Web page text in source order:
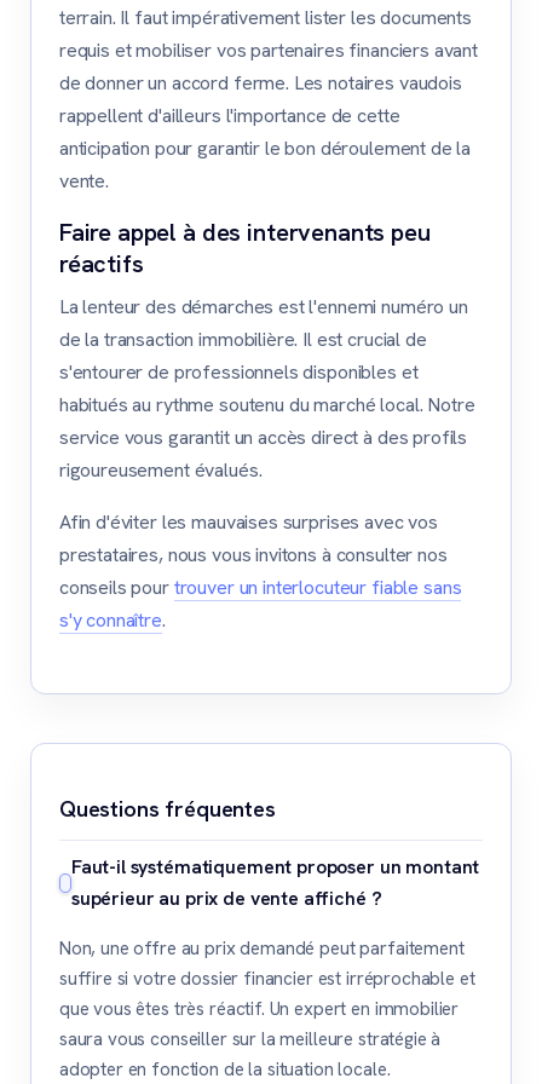
terrain. Il faut impérativement lister les documents
requis et mobiliser vos partenaires financiers avant
de donner un accord ferme. Les notaires vaudois
rappellent d'ailleurs l'importance de cette
anticipation pour garantir le bon déroulement de la
vente.
Faire appel à des intervenants peu
réactifs
La lenteur des démarches est l'ennemi numéro un
de la transaction immobilière. Il est crucial de
s'entourer de professionnels disponibles et
habitués au rythme soutenu du marché local. Notre
service vous garantit un accès direct à des profils
rigoureusement évalués.
Afin d'éviter les mauvaises surprises avec vos
prestataires, nous vous invitons à consulter nos
conseils pourtrouver un interlocuteur fiable sans
s'y connaître.
Questions fréquentes
Faut-il systématiquement proposer un montant
supérieur au prix de vente affiché ?
Non, une offre au prix demandé peut parfaitement
suffire si votre dossier financier est irréprochable et
que vous êtes très réactif. Un expert en immobilier
saura vous conseiller sur la meilleure stratégie à
adopter en fonction de la situation locale.